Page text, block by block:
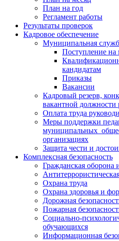
План на год
Регламент работы
Результаты проверок
Кадровое обеспечение
Муниципальная
Поступление
кандидатам
Приказы
Вакансии
Кадровый резерв,
вакантной должности
Оплата труда
Меры поддержки
муниципальных
организациях
Защита чести и
Комплексная безопасность
Гражданская оборона
Охрана труда
Охрана здоровья и
Дорожная
Пожарная
Социально-
обучающихся
Информационная